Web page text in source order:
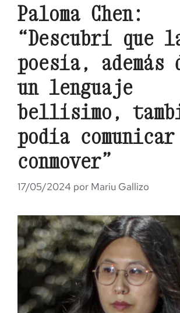
Paloma Chen:
“Descubrí que
poesía, además
un lenguaje
bellísimo,
podía
conmover”
17/05/2024 por Mariu Gallizo